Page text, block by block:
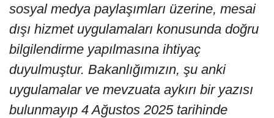
sosyal medya paylaşımları üzerine, mesai
dışı hizmet uygulamaları konusunda doğru
bilgilendirme yapılmasına ihtiyaç
duyulmuştur. Bakanlığımızın, şu anki
uygulamalar ve mevzuata aykırı bir yazısı
bulunmayıp 4 Ağustos 2025 tarihinde